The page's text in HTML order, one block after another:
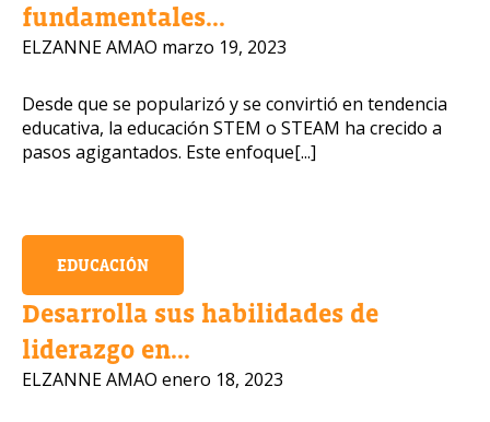
fundamentales...
ELZANNE AMAO marzo 19, 2023
Desde que se popularizó y se convirtió en tendencia
educativa, la educación STEM o STEAM ha crecido a
pasos agigantados. Este enfoque[...]
EDUCACIÓN
Desarrolla sus habilidades de
liderazgo en...
ELZANNE AMAO enero 18, 2023